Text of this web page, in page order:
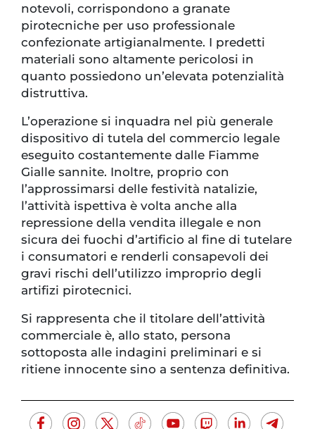
notevoli, corrispondono a granate
pirotecniche per uso professionale
confezionate artigianalmente. I predetti
materiali sono altamente pericolosi in
quanto possiedono un’elevata potenzialità
distruttiva.
L’operazione si inquadra nel più generale
dispositivo di tutela del commercio legale
eseguito costantemente dalle Fiamme
Gialle sannite. Inoltre, proprio con
l’approssimarsi delle festività natalizie,
l’attività ispettiva è volta anche alla
repressione della vendita illegale e non
sicura dei fuochi d’artificio al fine di tutelare
i consumatori e renderli consapevoli dei
gravi rischi dell’utilizzo improprio degli
artifizi pirotecnici.
Si rappresenta che il titolare dell’attività
commerciale è, allo stato, persona
sottoposta alle indagini preliminari e si
ritiene innocente sino a sentenza definitiva.